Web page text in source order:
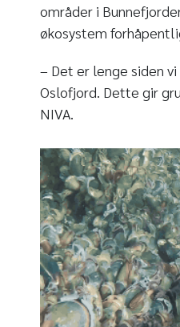
områder i
økosystem
– Det er lenge siden
Oslofjord. Dette gir
NIVA.